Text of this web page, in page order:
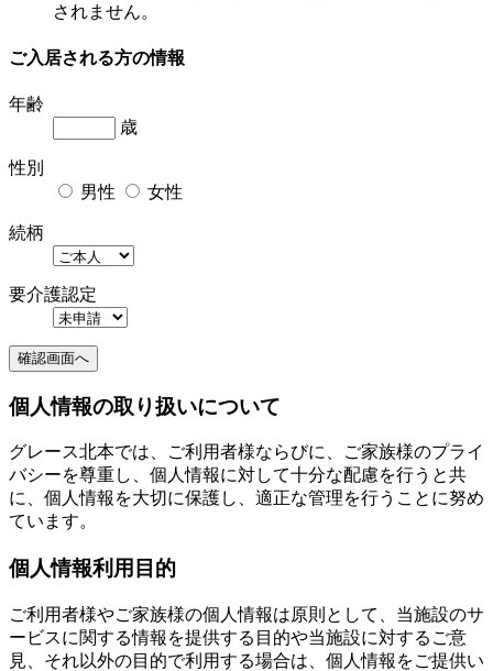
されません。
ご入居される方の情報
年齢
歳
性別
男性
女性
続柄
要介護認定
個人情報の取り扱いについて
グレース北本では、ご利用者様ならびに、ご家族様のプライ
バシーを尊重し、個人情報に対して十分な配慮を行うと共
に、個人情報を大切に保護し、適正な管理を行うことに努め
ています。
個人情報利用目的
ご利用者様やご家族様の個人情報は原則として、当施設のサ
ービスに関する情報を提供する目的や当施設に対するご意
見、それ以外の目的で利用する場合は、個人情報をご提供い